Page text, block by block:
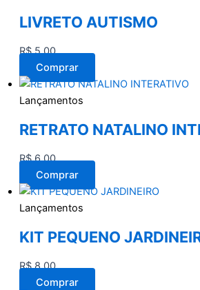
LIVRETO AUTISMO
R$5,00
Comprar
Lançamentos
RETRATO NATALINO
R$6,00
Comprar
Lançamentos
KIT PEQUENO
R$8,00
Comprar